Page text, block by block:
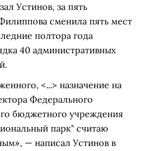
Устинов, за пять
сменила пять мест
полтора года
40 административных
<...> назначение на
Федерального
бюджетного учреждения
парк" считаю
— написал Устинов в